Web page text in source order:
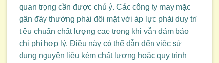
quan trọng cần được chú ý. Các công ty may mặc
gần đây thường phải đối mặt với áp lực phải duy trì
tiêu chuẩn chất lượng cao trong khi vẫn đảm bảo
chi phí hợp lý. Điều này có thể dẫn đến việc sử
dụng nguyên liệu kém chất lượng hoặc quy trình